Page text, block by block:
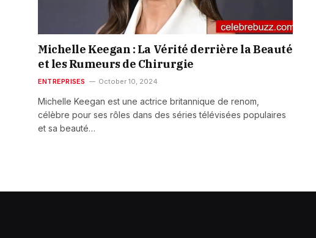
Michelle Keegan : La Vérité derrière la Beauté
et les Rumeurs de Chirurgie
ENTREPRISES October 10, 2024
Michelle Keegan est une actrice britannique de renom,
célèbre pour ses rôles dans des séries télévisées populaires
et sa beauté…